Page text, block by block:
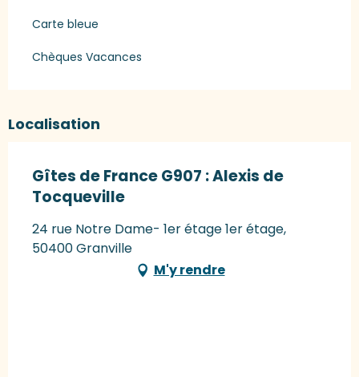
Carte bleue
Chèques Vacances
Localisation
Gîtes de France G907 : Alexis de
Tocqueville
24 rue Notre Dame- 1er étage 1er étage,
50400 Granville
M'y rendre